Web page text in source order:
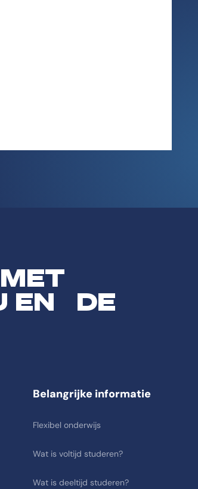
EN DE
Belangrijke informatie
Flexibel onderwijs
Wat is voltijd studeren?
Wat is deeltijd studeren?